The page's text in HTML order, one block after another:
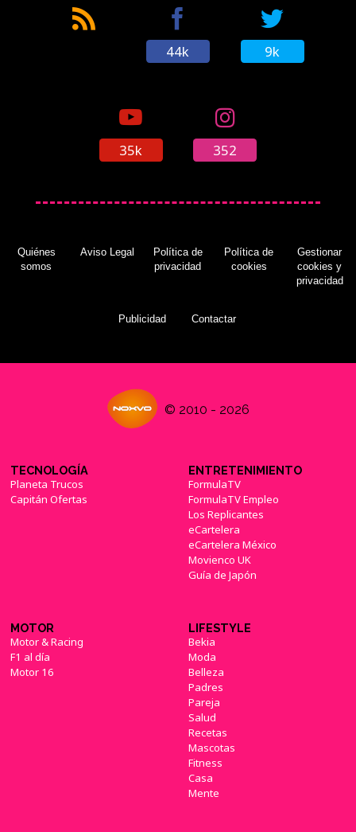
44k 9k
35k 352
Quiénes
somos
Aviso Legal
Política de
privacidad
Política de
cookies
Gestionar
cookies y
privacidad
Publicidad Contactar
© 2010 - 2026
TECNOLOGÍA
Planeta Trucos
Capitán Ofertas
ENTRETENIMIENTO
FormulaTV
FormulaTV Empleo
Los Replicantes
eCartelera
eCartelera México
Movienco UK
Guía de Japón
MOTOR
Motor & Racing
F1 al día
Motor 16
LIFESTYLE
Bekia
Moda
Belleza
Padres
Pareja
Salud
Recetas
Mascotas
Fitness
Casa
Mente